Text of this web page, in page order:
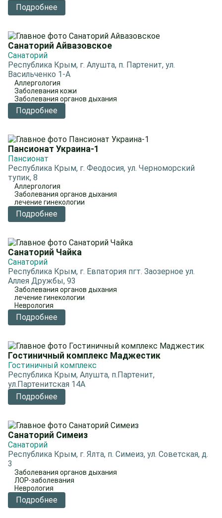
Подробнее
Санаторий Айвазовское
Санаторий
Республика Крым, г. Алушта, п. Партенит, ул.
Васильченко 1-А
Аллергология
Заболевания кожи
Заболевания органов дыхания
Подробнее
Пансионат Украина-1
Пансионат
Республика Крым, г. Феодосия, ул. Черноморский
тупик, 8
Аллергология
Заболевания органов дыхания
лечение гинекологии
Подробнее
Санаторий Чайка
Санаторий
Республика Крым, г. Евпатория пгт. Заозерное ул.
Аллея Дружбы, 93
Заболевания органов дыхания
лечение гинекологии
Неврология
Подробнее
Гостиничный комплекс Маджестик
Гостиничный комплекс
Республика Крым, Алушта, п.Партенит,
ул.Партенитская 14А
Подробнее
Санаторий Симеиз
Санаторий
Республика Крым, г. Ялта, п. Симеиз, ул. Советская, д.
3
Заболевания органов дыхания
ЛОР-заболевания
Неврология
Подробнее